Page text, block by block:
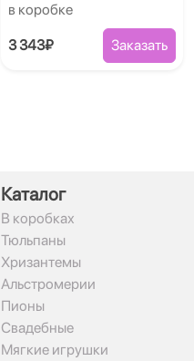
в коробке
3 343₽ Заказать
Каталог
В коробках
Тюльпаны
Хризантемы
Альстромерии
Пионы
Свадебные
Мягкие игрушки